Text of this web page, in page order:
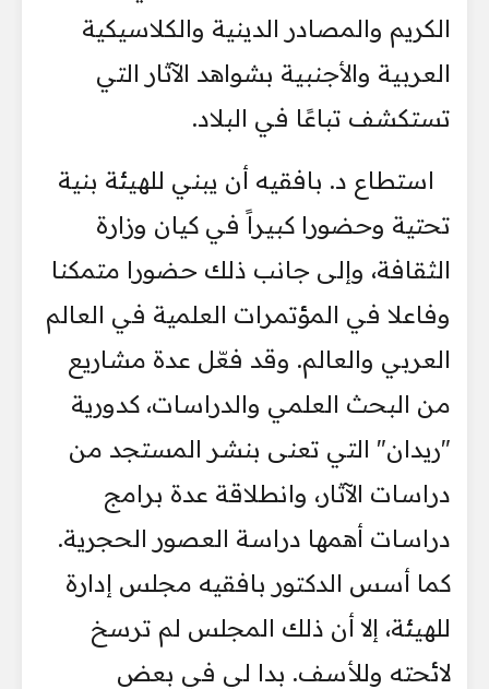
الكريم والمصادر الدينية والكلاسيكية
العربية والأجنبية بشواهد الآثار التي
تستكشف تباعًا في البلاد.
استطاع د. بافقيه أن يبني للهيئة بنية
تحتية وحضورا كبيراً في كيان وزارة
الثقافة، وإلى جانب ذلك حضورا متمكنا
وفاعلا في المؤتمرات العلمية في العالم
العربي والعالم. وقد فعّل عدة مشاريع
من البحث العلمي والدراسات، كدورية
"ريدان" التي تعنى بنشر المستجد من
دراسات الآثار، وانطلاقة عدة برامج
دراسات أهمها دراسة العصور الحجرية.
كما أسس الدكتور بافقيه مجلس إدارة
للهيئة، إلا أن ذلك المجلس لم ترسخ
لائحته وللأسف. بدا لي في بعض